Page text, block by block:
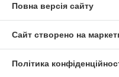
Повна версія сайту
Сайт створено на
Політика